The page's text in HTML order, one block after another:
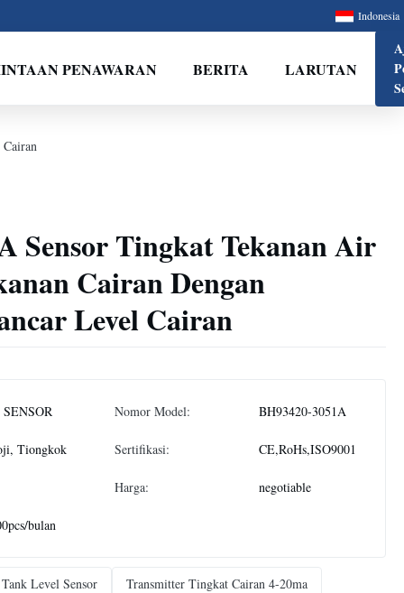
Indonesia
PENAWARAN BERITA LARUTAN
Sensor Tingkat Tekanan Air
Cairan Dengan
Level Cairan
Nomor Model: BH93420-3051A
Tiongkok Sertifikasi: CE,RoHs,ISO9001
Harga: negotiable
bulan
Level Sensor
Transmitter Tingkat Cairan 4-20ma